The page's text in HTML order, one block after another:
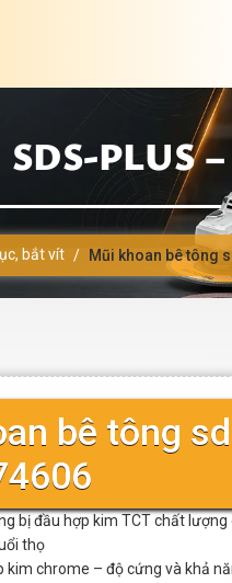
PLUS
bắt vít / Mũi khoan bê tông
bê tông
bị đầu hợp kim TCT chất lượng
thọ
kim chrome – độ cứng và khả